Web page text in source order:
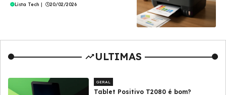
Lista Tech | 20/02/2026
ULTIMAS
GERAL
Tablet Positivo T2080 é bom?